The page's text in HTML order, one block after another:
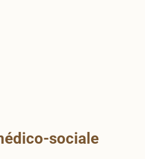
sociale